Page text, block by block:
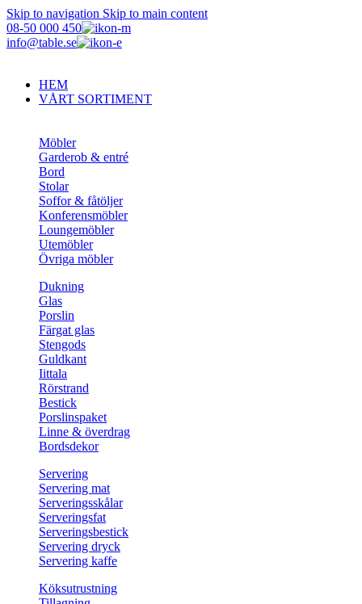
Skip to navigation Skip to main content
08-50 000 450
info@table.se
HEM
VÅRT SORTIMENT
Möbler
Garderob & entré
Bord
Stolar
Soffor & fåtöljer
Konferensmöbler
Loungemöbler
Utemöbler
Övriga möbler
Dukning
Glas
Porslin
Färgat glas
Stengods
Guldkant
Iittala
Rörstrand
Bestick
Porslinspaket
Linne & överdrag
Bordsdekor
Servering
Servering mat
Serveringsskålar
Serveringsfat
Serveringsbestick
Servering dryck
Servering kaffe
Köksutrustning